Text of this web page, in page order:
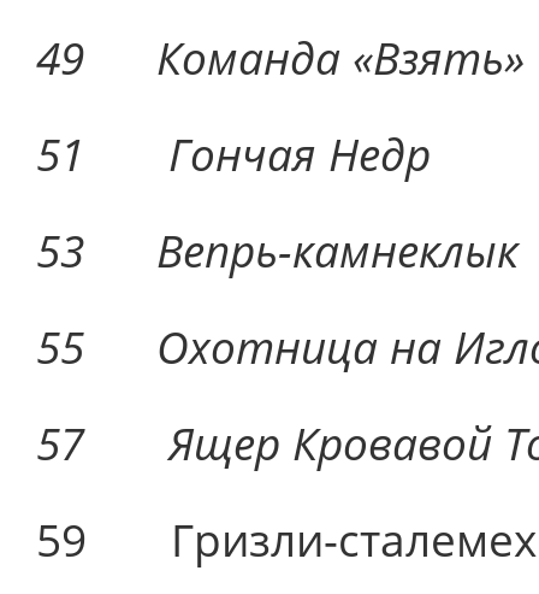
49 Команда
51 Гончая
53 Вепрь-
55 Охотница на
57 Ящер
59 Гризли-